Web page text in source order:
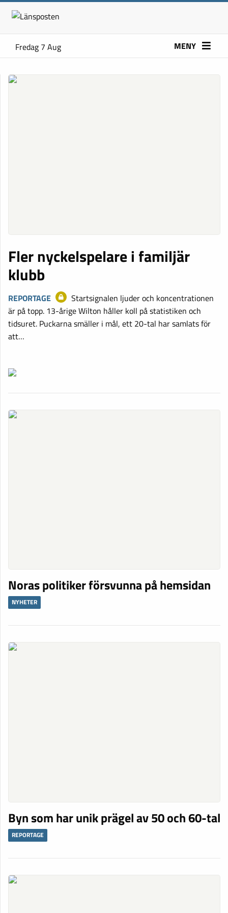
Fredag 7 Aug MENY
Fler nyckelspelare i familjär
klubb
REPORTAGE
Startsignalen ljuder och koncentrationen
är på topp. 13-årige Wilton håller koll på statistiken och
tidsuret. Puckarna smäller i mål, ett 20-tal har samlats för
att…
Noras politiker försvunna på hemsidan
NYHETER
Byn som har unik prägel av 50 och 60-tal
REPORTAGE